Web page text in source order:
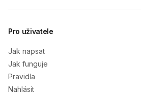
Pro uživatele
Jak napsat
Jak funguje
Pravidla
Nahlásit